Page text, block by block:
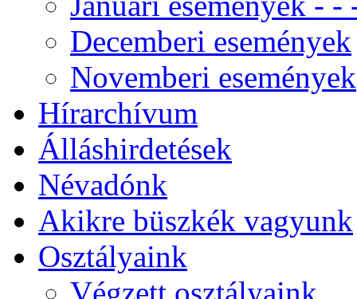
Decemberi események
Novemberi események
Hírarchívum
Álláshirdetések
Névadónk
Akikre büszkék vagyunk
Osztályaink
Végzett osztályaink